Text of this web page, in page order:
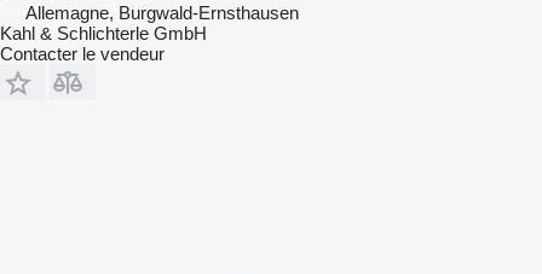
Allemagne, Burgwald-Ernsthausen
Kahl & Schlichterle GmbH
Contacter le vendeur